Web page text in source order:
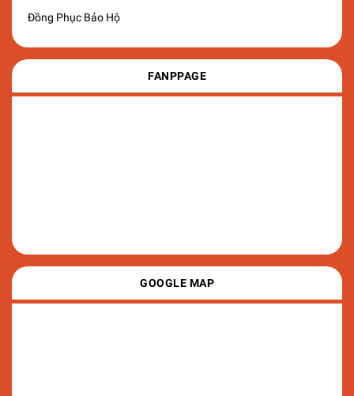
Đồng Phục Bảo Hộ
FANPPAGE
GOOGLE MAP